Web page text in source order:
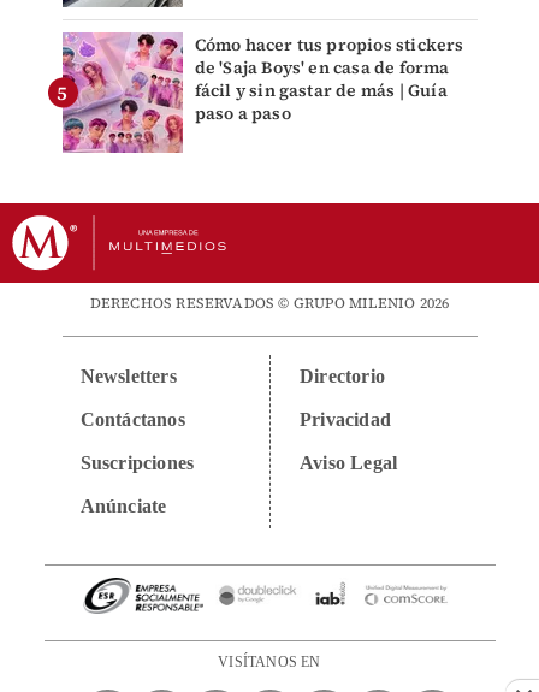
Cómo hacer tus propios stickers
de 'Saja Boys' en casa de forma
fácil y sin gastar de más | Guía
paso a paso
DERECHOS RESERVADOS © GRUPO MILENIO 2026
Newsletters
Contáctanos
Suscripciones
Anúnciate
Directorio
Privacidad
Aviso Legal
VISÍTANOS EN